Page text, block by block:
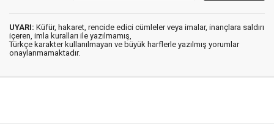
UYARI: Küfür, hakaret, rencide edici cümleler veya imalar, inançlara saldırı
içeren, imla kuralları ile yazılmamış,
Türkçe karakter kullanılmayan ve büyük harflerle yazılmış yorumlar
onaylanmamaktadır.